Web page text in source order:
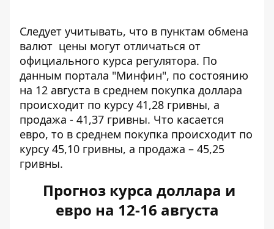
Следует учитывать, что в пунктам обмена
валют цены могут отличаться от
официального курса регулятора. По
данным портала "Минфин", по состоянию
на 12 августа в среднем покупка доллара
происходит по курсу 41,28 гривны, а
продажа - 41,37 гривны. Что касается
евро, то в среднем покупка происходит по
курсу 45,10 гривны, а продажа – 45,25
гривны.
Прогноз курса доллара и
евро на 12-16 августа